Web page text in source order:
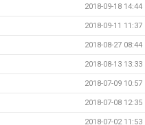
2018-09-18 14:44
2018-09-11 11:37
2018-08-27 08:44
2018-08-13 13:33
2018-07-09 10:57
2018-07-08 12:35
2018-07-02 11:53